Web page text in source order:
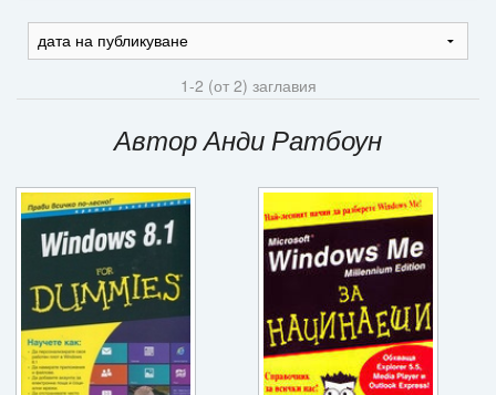
Печатни книги
Подаръци
Промоции
Контакти
1-2 (от 2) заглавия
Автор Анди Ратбоун